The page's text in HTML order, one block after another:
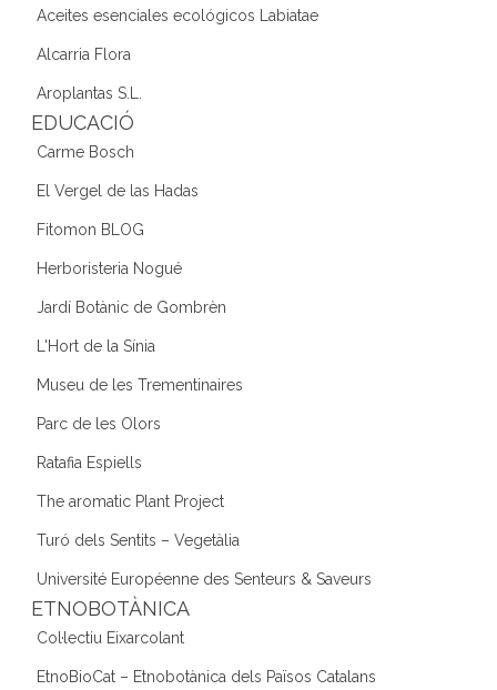
Aceites esenciales ecológicos Labiatae
Alcarria Flora
Aroplantas S.L.
EDUCACIÓ
Carme Bosch
El Vergel de las Hadas
Fitomon BLOG
Herboristeria Nogué
Jardí Botànic de Gombrèn
L'Hort de la Sínia
Museu de les Trementinaires
Parc de les Olors
Ratafia Espiells
The aromatic Plant Project
Turó dels Sentits – Vegetàlia
Université Européenne des Senteurs & Saveurs
ETNOBOTÀNICA
Col·lectiu Eixarcolant
EtnoBioCat – Etnobotànica dels Països Catalans